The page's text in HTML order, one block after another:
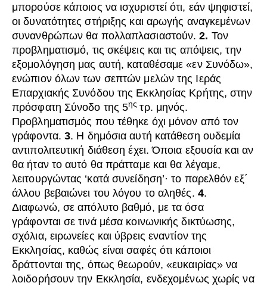
μπορούσε κάποιος να ισχυριστεί ότι, εάν ψηφιστεί,
οι δυνατότητες στήριξης και αρωγής αναγκεμένων
συνανθρώπων θα πολλαπλασιαστούν.2. Τον
προβληματισμό, τις σκέψεις και τις απόψεις, την
εξομολόγηση μας αυτή, καταθέσαμε «εν Συνόδω»,
ενώπιον όλων των σεπτών μελών της Ιεράς
Επαρχιακής Συνόδου της Εκκλησίας Κρήτης, στην
πρόσφατη Σύνοδο της 5ηςτρ. μηνός.
Προβληματισμός που τέθηκε όχι μόνον από τον
γράφοντα. 3. Η δημόσια αυτή κατάθεση ουδεμία
αντιπολιτευτική διάθεση έχει. Όποια εξουσία και αν
θα ήταν το αυτό θα πράτταμε και θα λέγαμε,
λειτουργώντας ‘κατά συνείδηση’· το παρελθόν εξ΄
άλλου βεβαιώνει του λόγου το αληθές. 4.
Διαφωνώ, σε απόλυτο βαθμό, με τα όσα
γράφονται σε τινά μέσα κοινωνικής δικτύωσης,
σχόλια, ειρωνείες και ύβρεις εναντίον της
Εκκλησίας, καθώς είναι σαφές ότι κάποιοι
δράττονται της, όπως θεωρούν, «ευκαιρίας» να
λοιδορήσουν την Εκκλησία, ενδεχομένως χωρίς να